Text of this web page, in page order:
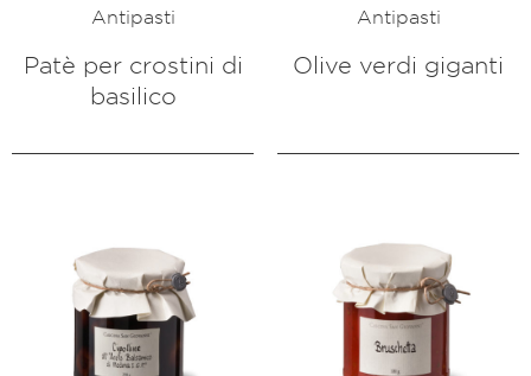
Antipasti
Patè per crostini di
basilico
Antipasti
Olive verdi giganti